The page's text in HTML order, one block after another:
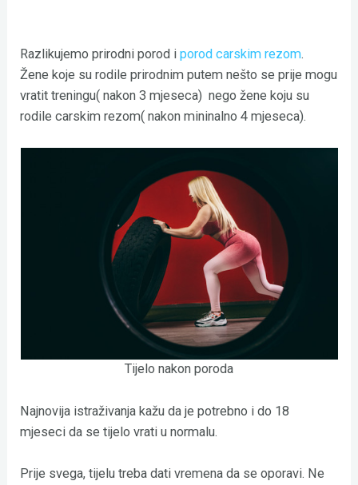
Razlikujemo prirodni porod iporod carskim rezom.
Žene koje su rodile prirodnim putem nešto se prije mogu
vratit treningu( nakon 3 mjeseca) nego žene koju su
rodile carskim rezom( nakon mininalno 4 mjeseca).
Tijelo nakon poroda
Najnovija istraživanja kažu da je potrebno i do 18
mjeseci da se tijelo vrati u normalu.
Prije svega, tijelu treba dati vremena da se oporavi. Ne